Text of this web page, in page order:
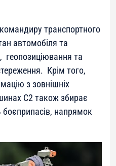
транспортного
автомобіля та
геопозиціювання та
Крім того,
з зовнішніх
C2 також збирає
боєприпасів, напрямок